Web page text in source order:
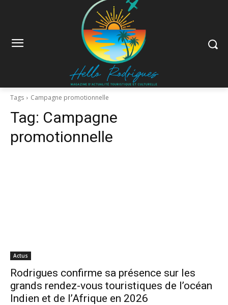
Tags Campagne promotionnelle
Tag: Campagne
promotionnelle
Actus
Rodrigues confirme sa présence sur les
grands rendez-vous touristiques de l’océan
Indien et de l’Afrique en 2026